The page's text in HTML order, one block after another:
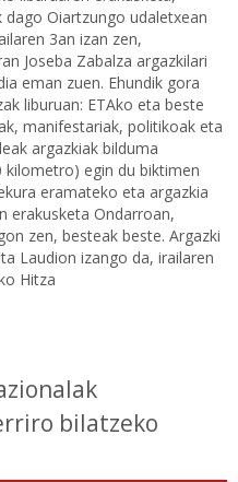
Oiartzungo udaletxean
3an izan zen,
Joseba Zabalza argazkilari
eman zuen. Ehundik gora
liburuan: ETAko eta beste
manifestariak, politikoak eta
argazkiak bilduma
kilometro) egin du biktimen
eramateko eta argazkia
erakusketa Ondarroan,
zen, besteak beste. Argazki
Laudion izango da, irailaren
Hitza
bilatzeko